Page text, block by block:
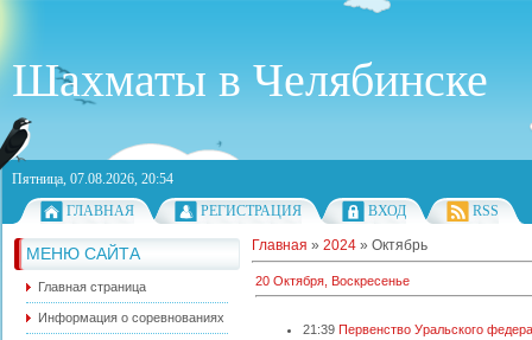
Шахматы в Челябинске
Пятница, 07.08.2026, 20:54
ГЛАВНАЯ
РЕГИСТРАЦИЯ ВХОД RSS
МЕНЮ САЙТА
Главная страница
Информация о соревнованиях
Главная » 2024 » Октябрь
20 Октября, Воскресенье
21:39 Первенство Уральского